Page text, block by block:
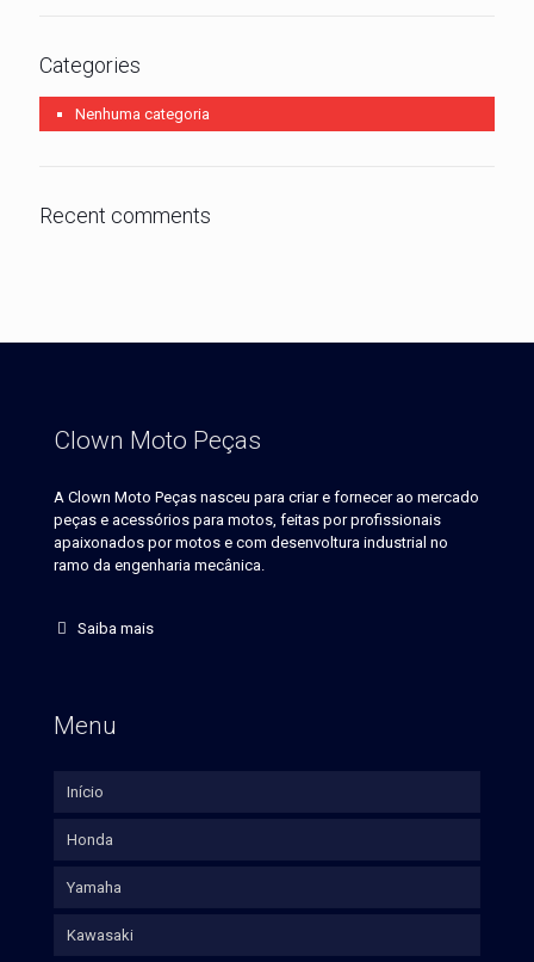
Categories
Nenhuma categoria
Recent comments
Clown Moto Peças
A Clown Moto Peças nasceu para criar e fornecer ao mercado
peças e acessórios para motos, feitas por profissionais
apaixonados por motos e com desenvoltura industrial no
ramo da engenharia mecânica.
Saiba mais
Menu
Início
Honda
Yamaha
Kawasaki